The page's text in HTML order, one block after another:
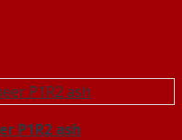
P1R2 ash